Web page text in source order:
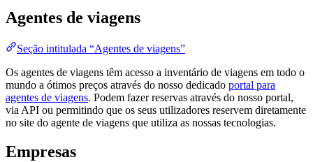
Agentes de viagens
Seção intitulada “Agentes de viagens”
Os agentes de viagens têm acesso a inventário de viagens em todo o
mundo a ótimos preços através do nosso dedicado portal para
agentes de viagens. Podem fazer reservas através do nosso portal,
via API ou permitindo que os seus utilizadores reservem diretamente
no site do agente de viagens que utiliza as nossas tecnologias.
Empresas